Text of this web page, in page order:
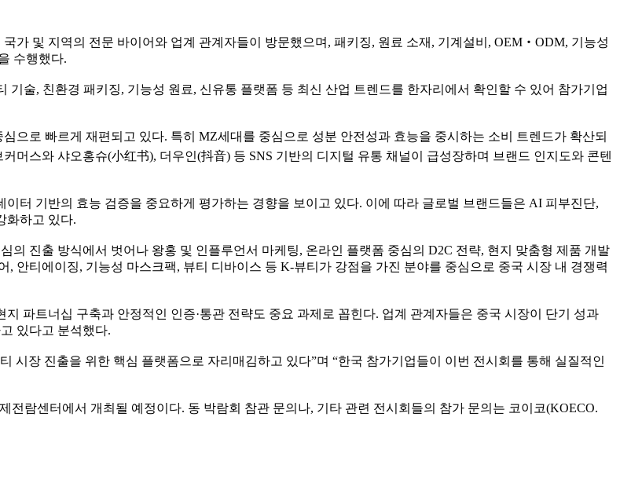
가 및 지역의 전문 바이어와 업계 관계자들이 방문했으며, 패키징, 원료 소재, 기계설비, OEM‧ODM, 기능성
수행했다.
술, 친환경 패키징, 기능성 원료, 신유통 플랫폼 등 최신 산업 트렌드를 한자리에서 확인할 수 있어 참가기업
으로 빠르게 재편되고 있다. 특히 MZ세대를 중심으로 성분 안전성과 효능을 중시하는 소비 트렌드가 확산되
스와 샤오홍슈(小红书), 더우인(抖音) 등 SNS 기반의 디지털 유통 채널이 급성장하며 브랜드 인지도와 콘텐
터 기반의 효능 검증을 중요하게 평가하는 경향을 보이고 있다. 이에 따라 글로벌 브랜드들은 AI 피부진단,
화하고 있다.
의 진출 방식에서 벗어나 왕홍 및 인플루언서 마케팅, 온라인 플랫폼 중심의 D2C 전략, 현지 맞춤형 제품 개발
안티에이징, 기능성 마스크팩, 뷰티 디바이스 등 K-뷰티가 강점을 가진 분야를 중심으로 중국 시장 내 경쟁력
파트너십 구축과 안정적인 인증·통관 전략도 중요 과제로 꼽힌다. 업계 관계자들은 중국 시장이 단기 성과
있다고 분석했다.
시장 진출을 위한 핵심 플랫폼으로 자리매김하고 있다”며 “한국 참가기업들이 이번 전시회를 통해 실질적인
전람센터에서 개최될 예정이다. 동 박람회 참관 문의나, 기타 관련 전시회들의 참가 문의는 코이코(KOECO.